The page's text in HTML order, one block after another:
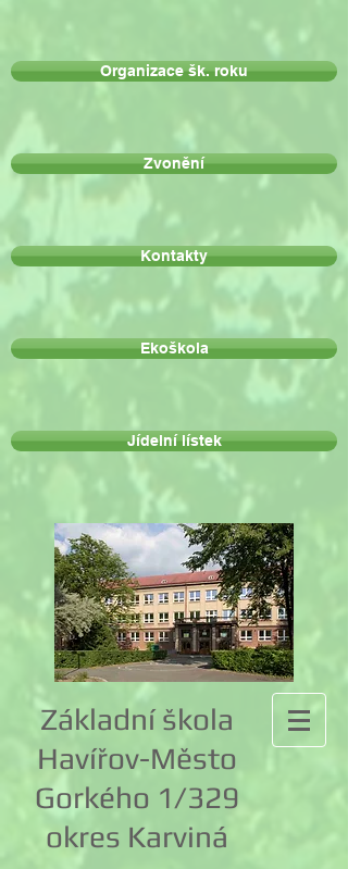
Organizace šk. roku
Zvonění
Kontakty
Ekoškola
Jídelní lístek
Základní škola
Havířov-Město
Gorkého 1/329
okres Karviná